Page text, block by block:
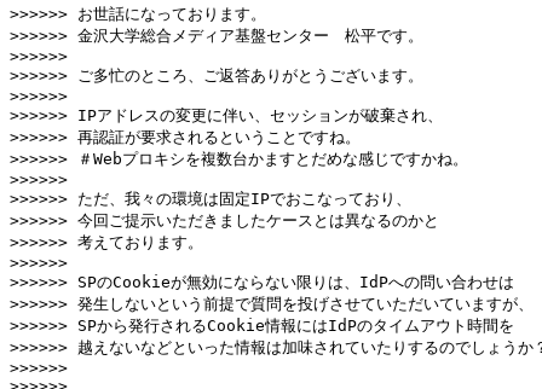
>>>>>> お世話になっております。
>>>>>> 金沢大学総合メディア基盤センター　松平です。
>>>>>>
>>>>>> ご多忙のところ、ご返答ありがとうございます。
>>>>>>
>>>>>> IPアドレスの変更に伴い、セッションが破棄され、
>>>>>> 再認証が要求されるということですね。
>>>>>> ＃Webプロキシを複数台かますとだめな感じですかね。
>>>>>>
>>>>>> ただ、我々の環境は固定IPでおこなっており、
>>>>>> 今回ご提示いただきましたケースとは異なるのかと
>>>>>> 考えております。
>>>>>>
>>>>>> SPのCookieが無効にならない限りは、IdPへの問い合わせは
>>>>>> 発生しないという前提で質問を投げさせていただいていますが、
>>>>>> SPから発行されるCookie情報にはIdPのタイムアウト時間を
>>>>>> 越えないなどといった情報は加味されていたりするのでしょうか
>>>>>>